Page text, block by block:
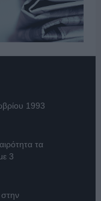
1993
τα
3